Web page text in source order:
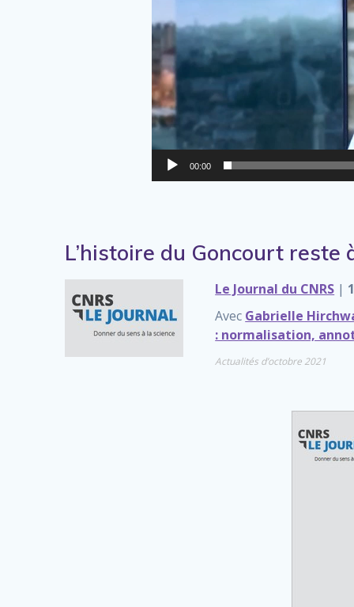
00:00
L’histoire du Goncourt reste
Le Journal du CNRS |
Avec Gabrielle
: normalisation,
Actualités d’octobre 2021